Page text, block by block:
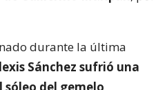
durante la última
Sánchez sufrió una
del gemelo